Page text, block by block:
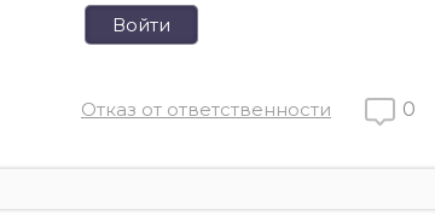
Войти
Отказ от ответственности 0